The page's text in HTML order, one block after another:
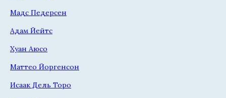
Мадс Педерсен
Адам Йейтс
Хуан Аюсо
Маттео Йоргенсон
Исаак Дель Торо